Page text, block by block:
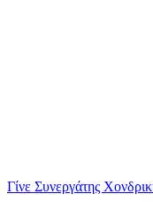
Γίνε Συνεργάτης